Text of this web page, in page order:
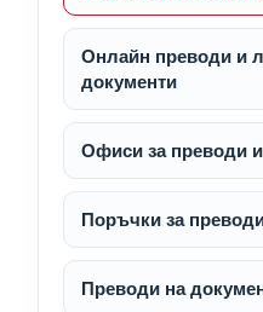
Онлайн преводи и
документи
Офиси за преводи и
Поръчки за
Преводи на